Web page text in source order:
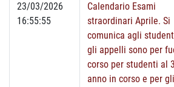
23/03/2026
16:55:55
Calendario Esami
straordinari Aprile. Si
comunica agli
gli appelli sono per
corso per studenti al 3
anno in corso e per gli